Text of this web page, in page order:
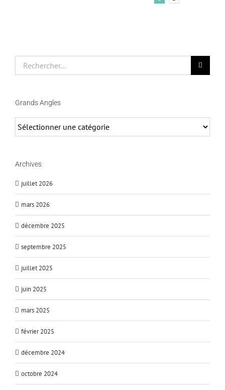
Grands Angles
Angles
Archives
juillet 2026
mars 2026
décembre 2025
septembre 2025
juillet 2025
juin 2025
mars 2025
février 2025
décembre 2024
octobre 2024